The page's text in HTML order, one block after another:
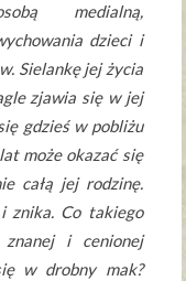
medialną,
dzieci i
Sielankę jej życia
zjawia się w jej
gdzieś w pobliżu
może okazać się
całą jej rodzinę.
znika. Co takiego
znanej i cenionej
w drobny mak?